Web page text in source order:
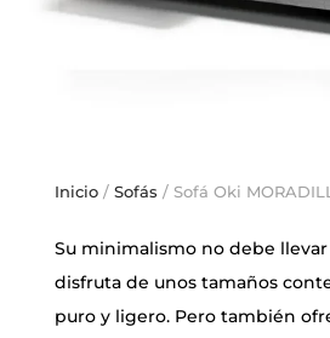
Inicio / Sofás / Sofá Oki
Su minimalismo no debe
disfruta de unos tamaños
puro y ligero. Pero también